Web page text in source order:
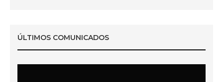
ÚLTIMOS COMUNICADOS